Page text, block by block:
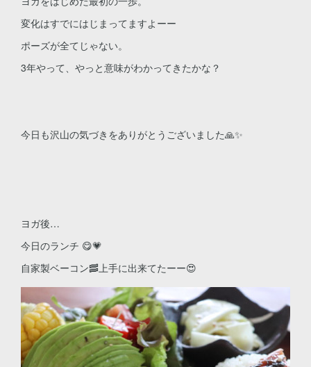
変化はすでにはじまってますよーー
ポーズが全てじゃない。
3年やって、やっと意味がわかってきたかな？
今日も沢山の気づきをありがとうございました🙏✨
ヨガ後…
今日のランチ 😋💗
自家製ベーコン🥓上手に出来てたーー😍